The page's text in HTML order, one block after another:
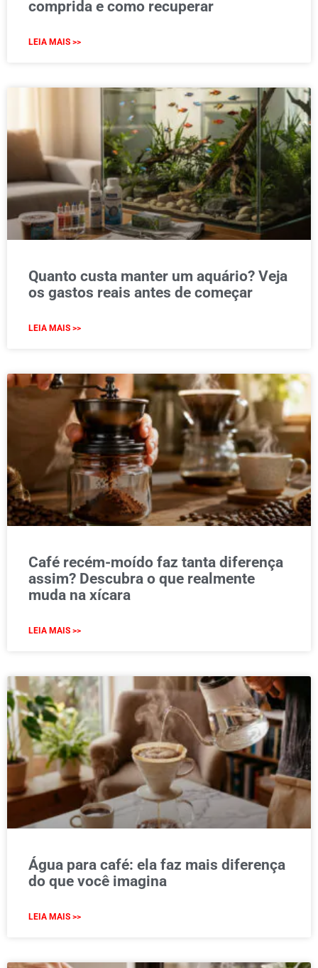
comprida e como recuperar
LEIA MAIS >>
Quanto custa manter um aquário? Veja
os gastos reais antes de começar
LEIA MAIS >>
Café recém-moído faz tanta diferença
assim? Descubra o que realmente
muda na xícara
LEIA MAIS >>
Água para café: ela faz mais diferença
do que você imagina
LEIA MAIS >>